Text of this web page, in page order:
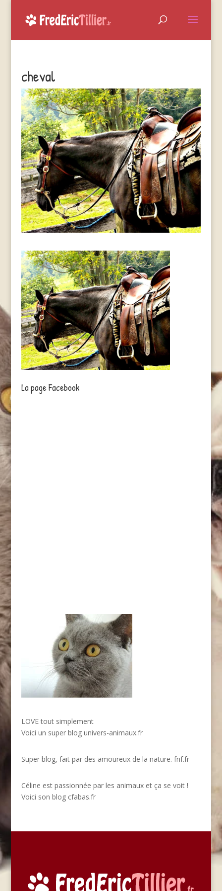
cheval
La page Facebook
LOVE tout simplement
Voici un super blog univers-animaux.fr
Super blog, fait par des amoureux de la nature. fnf.fr
Céline est passionnée par les animaux et ça se voit !
Voici son blog cfabas.fr